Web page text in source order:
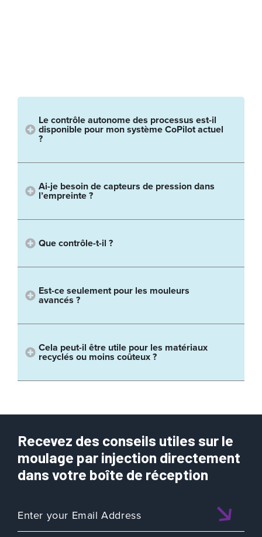
Le contrôle autonome des processus est-il
disponible pour mon système CoPilot actuel
?
Ai-je besoin de capteurs de pression dans
l’empreinte ?
Que contrôle-t-il ?
Est-ce seulement pour les mouleurs
avancés ?
Cela peut-il être utile pour les matériaux
recyclés ou moins coûteux ?
Recevez des conseils utiles sur le
moulage par injection directement
dans votre boîte de réception